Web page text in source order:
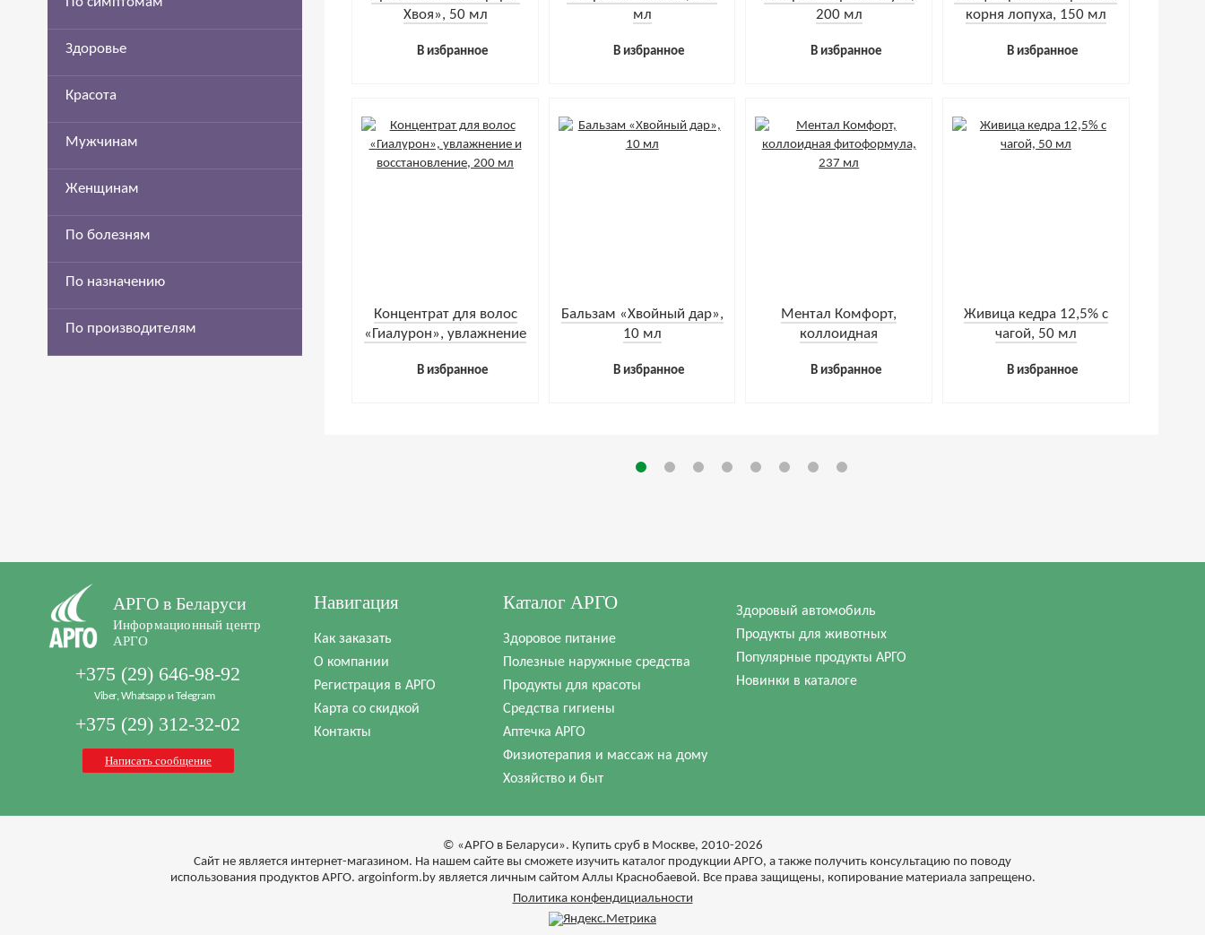
Здоровье
Красота
Мужчинам
Женщинам
По болезням
По назначению
По производителям
Хвоя», 50 мл
В избранное
мл
В избранное
200 мл
В избранное
корня лопуха, 150 мл
В избранное
Концентрат для волос
«Гиалурон», увлажнение
мл
В избранное
Бальзам «Хвойный дар»,
10 мл
В избранное
Ментал Комфорт,
коллоидная
В избранное
Живица кедра 12,5% с
чагой, 50 мл
В избранное
АРГО в Беларуси
Информационный центр
АРГО
+375 (29) 646-98-92
Viber, Whatsapp и Telegram
+375 (29) 312-32-02
Написать сообщение
Навигация
Как заказать
О компании
Регистрация в АРГО
Карта со скидкой
Контакты
Каталог АРГО
Здоровое питание
Полезные наружные средства
Продукты для красоты
Средства гигиены
Аптечка АРГО
Физиотерапия и массаж на дому
Хозяйство и быт
Здоровый автомобиль
Продукты для животных
Популярные продукты АРГО
Новинки в каталоге
© «АРГО в Беларуси». Купить сруб в Москве, 2010-2026
Cайт не является интернет-магазином. На нашем сайте вы сможете изучить каталог продукции АРГО, а также получить консультацию по поводу
использования продуктов АРГО. argoinform.by является личным сайтом Аллы Краснобаевой. Все права защищены, копирование материала запрещено.
Политика конфендициальности